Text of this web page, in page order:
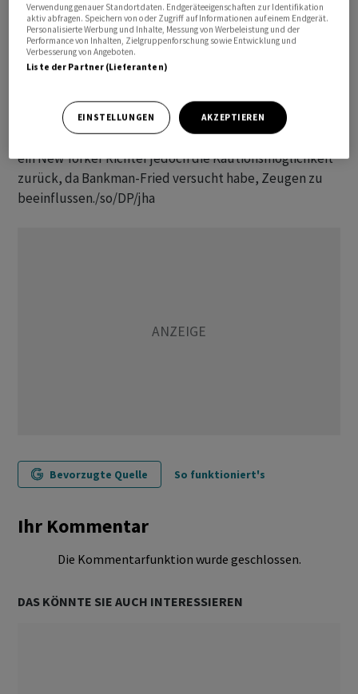
Die Anklage basiert unter anderem auf Aussagen von
Bankman-Frieds Vertrauten sowie Chat-
Unterhaltungen, Finanzunterlagen und anderen
vergangenen Monaten dank einer 250 Millionen Dollar
schweren Kaution unter Hausarrest im Haus seiner
Eltern in Kalifornien aufhalten. Am Wochenende nahm
ein New Yorker Richter jedoch die Kautionsmöglichkeit
zurück, da Bankman-Fried versucht habe, Zeugen zu
beeinflussen./so/DP/jha
Bevorzugte Quelle So funktioniert's
Ihr Kommentar
Die Kommentarfunktion wurde geschlossen.
DAS KÖNNTE SIE AUCH INTERESSIEREN
Verwendung genauer Standortdaten. Endgeräteeigenschaften zur Identifikation
aktiv abfragen. Speichern von oder Zugriff auf Informationen auf einem Endgerät.
Personalisierte Werbung und Inhalte, Messung von Werbeleistung und der
Performance von Inhalten, Zielgruppenforschung sowie Entwicklung und
Verbesserung von Angeboten.
Liste der Partner (Lieferanten)
EINSTELLUNGEN AKZEPTIEREN